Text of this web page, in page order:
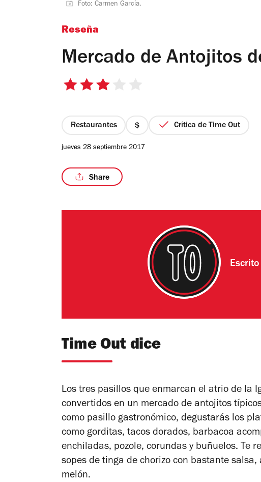
Foto: Carmen García.
Reseña
Mercado de Antojitos
3
estrellas
Restaurantes
precio
1
Crítica de Time Out
jueves 28 septiembre 2017
Share
Time Out dice
Los tres pasillos que enmarcan el atrio de la
convertidos en un mercado de antojitos
como pasillo gastronómico, degustarás los
como gorditas, tacos dorados, barbacoa
enchiladas, pozole, corundas y buñuelos. Te
sopes de tinga de chorizo con bastante
melón.